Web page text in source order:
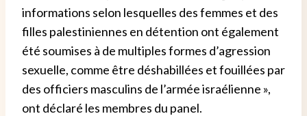
informations selon lesquelles des femmes et des
filles palestiniennes en détention ont également
été soumises à de multiples formes d’agression
sexuelle, comme être déshabillées et fouillées par
des officiers masculins de l’armée israélienne »,
ont déclaré les membres du panel.